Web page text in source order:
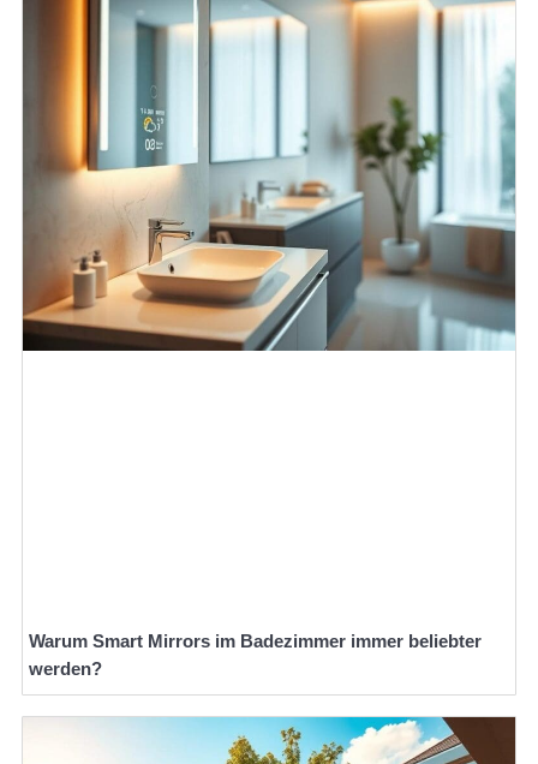
Warum Smart Mirrors im Badezimmer immer beliebter
werden?